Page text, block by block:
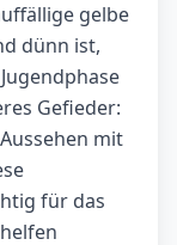
gelbe
dünn ist,
Gefieder:
mit
für das